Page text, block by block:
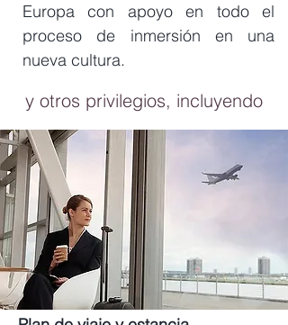
Europa con apoyo en todo el
proceso de inmersión en una
nueva cultura.
y otros privilegios, incluyendo